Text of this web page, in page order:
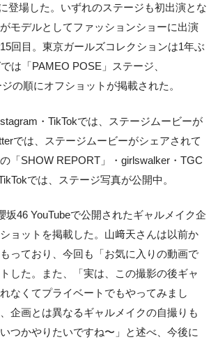
登場した。いずれのステージも初出演とな
モデルとしてファッションショーに出演
回目。東京ガールズコレクションは1年ぶ
は「PAMEO POSE」ステージ、
ジの順にオフショットが掲載された。
・TikTokでは、ステージムービーが
では、ステージムービーがシェアされて
「SHOW REPORT」・girlswalker・TGC
では、ステージ写真が公開中。
坂46 YouTubeで公開されたギャルメイク企
ョットを掲載した。山﨑天さんは以前か
っており、今回も「お気に入りの動画で
した。また、「実は、この撮影の後ギャ
なくてプライベートでもやってみまし
企画とは異なるギャルメイクの自撮りも
つかやりたいですね〜」と述べ、今後に